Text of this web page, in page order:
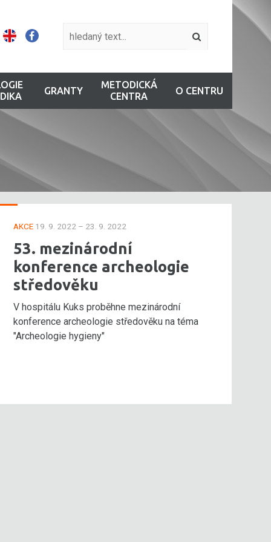
GRANTY
METODICKÁ
CENTRA
O CENTRU
AKCE 19. 9. 2022 – 23. 9. 2022
53. mezinárodní
konference archeologie
středověku
V hospitálu Kuks proběhne mezinárodní
konference archeologie středověku na téma
"Archeologie hygieny"